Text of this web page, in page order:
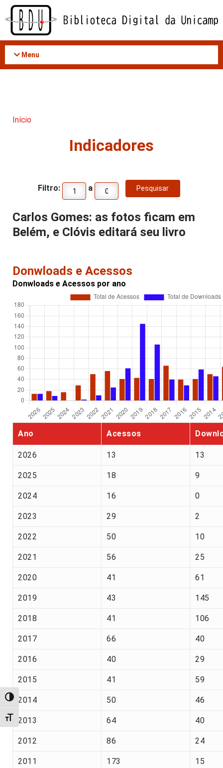
Acessar
conteúdo
Alternar alto contraste
Alternar tamanho da fonte
Menu
Início
Indicadores
Filtro: a
Carlos Gomes: as fotos ficam em
Belém, e Clóvis editará seu livro
Donwloads e Acessos
Donwloads e Acessos por ano
Ano Acessos
2026 13 13
2025 18 9
2024 16 0
2023 29 2
2022 50 10
2021 56 25
2020 41 61
2019 43 145
2018 41 106
2017 66 40
2016 40 29
2015 41 59
2014 50 46
2013 64 40
2012 86 24
2011 173 15